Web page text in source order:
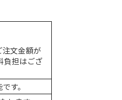
文金額が
負担はござ
す。